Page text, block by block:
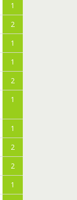
1
2
1
1
2
1
1
2
2
1